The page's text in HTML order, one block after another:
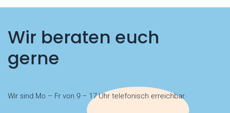
Wir beraten euch
gerne
Wir sind Mo – Fr von 9 – 17 Uhr telefonisch erreichbar.